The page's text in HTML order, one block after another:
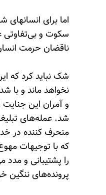
اما برای
سکوت و بی‌تفاوتی
ناقضان حرمت
شک نباید کرد که
نخواهد ماند و با
و آمران این
شد. عمله‌های
منحرف کننده در
که با توجیهات
را پشتیبانی و مدد
پرونده‌های ننگین